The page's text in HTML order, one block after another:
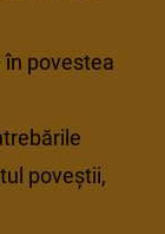
în povestea
poveştii,